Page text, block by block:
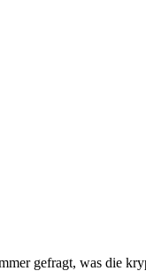
gefragt, was die